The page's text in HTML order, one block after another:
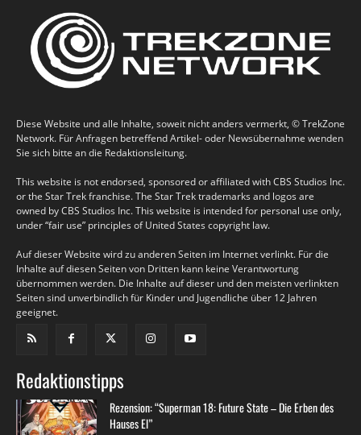
Diese Website und alle Inhalte, soweit nicht anders vermerkt, © TrekZone
Network. Für Anfragen betreffend Artikel- oder Newsübernahme wenden
Sie sich bitte an die Redaktionsleitung.
This website is not endorsed, sponsored or affiliated with CBS Studios Inc.
or the Star Trek franchise. The Star Trek trademarks and logos are
owned by CBS Studios Inc. This website is intended for personal use only,
under “fair use” principles of United States copyright law.
Auf dieser Website wird zu anderen Seiten im Internet verlinkt. Für die
Inhalte auf diesen Seiten von Dritten kann keine Verantwortung
übernommen werden. Die Inhalte auf dieser und den meisten verlinkten
Seiten sind unverbindlich für Kinder und Jugendliche über 12 Jahren
geeignet.
Redaktionstipps
Rezension: “Superman 18: Future State – Die Erben des
Hauses El”